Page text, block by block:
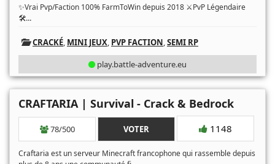
✨Vrai Pvp/Faction 100% FarmToWin depuis 2018 ⚔️PvP Légendaire
🛠️...
CRACKÉ, MINI JEUX, PVP FACTION,SEMI RP
play.battle-adventure.eu
CRAFTARIA | Survival - Crack & Bedrock
78/500 VOTER 1148
Craftaria est un serveur Minecraft francophone qui rassemble depuis